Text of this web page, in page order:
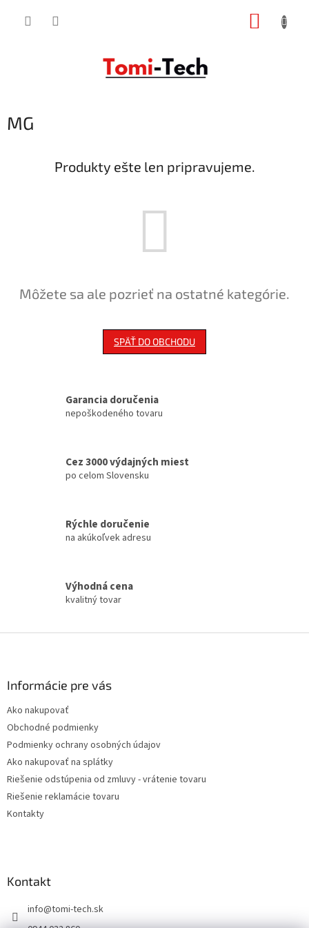
MG
Produkty ešte len pripravujeme.
Môžete sa ale pozrieť na ostatné kategórie.
SPÄŤ DO OBCHODU
Garancia doručenia
nepoškodeného tovaru
Cez 3000 výdajných miest
po celom Slovensku
Rýchle doručenie
na akúkoľvek adresu
Výhodná cena
kvalitný tovar
Informácie pre vás
Ako nakupovať
Obchodné podmienky
Podmienky ochrany osobných údajov
Ako nakupovať na splátky
Riešenie odstúpenia od zmluvy - vrátenie tovaru
Riešenie reklamácie tovaru
Kontakty
Kontakt
info@tomi-tech.sk